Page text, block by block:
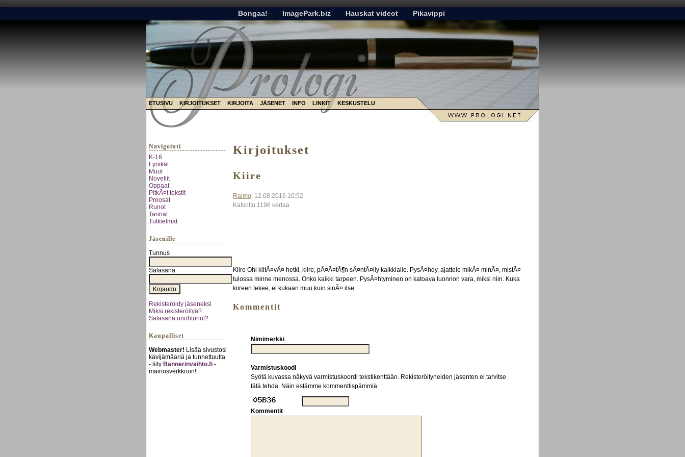
-
Bongaa! ImagePark.biz Hauskat videot Pikavippi
ETUSIVU KIRJOITUKSET KIRJOITA JÄSENET INFO LINKIT KESKUSTELU
Navigointi
K-16
Lyriikat
Muut
Novellit
Oppaat
PitkÃ¤t tekstit
Proosat
Runot
Tarinat
Tutkielmat
Jäsenille
Tunnus
Salasana
Rekisteröidy jäseneksi
Miksi rekisteröityä?
Salasana unohtunut?
Kaupalliset
Webmaster! Lisää sivustosi
kävijämääriä ja tunnettuutta
- liity Bannerinvaihto.fi -
mainosverkkoon!
Kirjoitukset
Kiire
Raimo, 12.08.2016 10:52
Katsottu 1196 kertaa
Kiire Ohi kiitÃ¤vÃ¤ hetki, kiire, pÃ¤Ã¤tÃ¶n sÃ¤ntÃ¤ily kaikkialle. PysÃ¤hdy, ajattele mikÃ¤ minÃ¤, mistÃ¤
tulossa minne menossa. Onko kaikki tarpeen. PysÃ¤htyminen on katoava luonnon vara, miksi niin. Kuka
kiireen tekee, ei kukaan muu kuin sinÃ¤ itse.
Kommentit
Nimimerkki
Varmistuskoodi
Syötä kuvassa näkyvä varmistuskoordi tekstikenttään. Rekisteröityneiden jäsenten ei tarvitse
tätä tehdä. Näin estämme kommenttispämmiä.
Kommentit